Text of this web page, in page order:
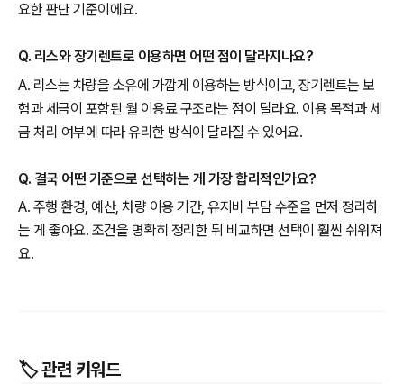
요한 판단 기준이에요.
Q. 리스와 장기렌트로 이용하면 어떤 점이 달라지나요?
A. 리스는 차량을 소유에 가깝게 이용하는 방식이고, 장기렌트는 보
험과 세금이 포함된 월 이용료 구조라는 점이 달라요. 이용 목적과 세
금 처리 여부에 따라 유리한 방식이 달라질 수 있어요.
Q. 결국 어떤 기준으로 선택하는 게 가장 합리적인가요?
A. 주행 환경, 예산, 차량 이용 기간, 유지비 부담 수준을 먼저 정리하
는 게 좋아요. 조건을 명확히 정리한 뒤 비교하면 선택이 훨씬 쉬워져
요.
🏷️ 관련 키워드